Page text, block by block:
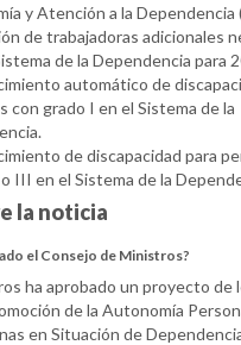
y Atención a la Dependencia
de trabajadoras adicionales
de la Dependencia para
automático de
con grado I en el Sistema de la
de discapacidad para
III en el Sistema de la
la noticia
el Consejo de Ministros?
ha aprobado un proyecto de
de la Autonomía
en Situación de